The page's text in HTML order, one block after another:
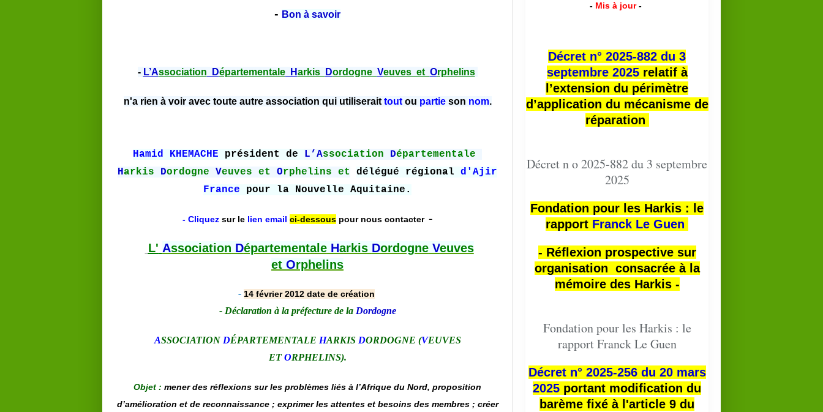
- Bon à savoir
- L’Association DépartementaleHarkis Dordogne Veuves et Orphelins
n'a rien à voir avec toute autre association qui utiliserait toutou partieson nom.
Hamid KHEMACHE président de L’ Association Départementale
Harkis Dordogne Veuves et Orphelins et délégué régional d'Ajir
France pour la Nouvelle Aquitaine.
- Cliquez sur lelien email ci-dessouspour nous contacter-
L' Association DépartementaleHarkis DordogneVeuves
et Orphelins
- 14 février 2012 date de création
- Déclaration à la préfecture de la Dordogne
ASSOCIATION DÉPARTEMENTALE HARKIS DORDOGNE (VEUVES
ET ORPHELINS).
Objet : mener des réflexions sur les problèmes liés à l’Afrique du Nord, proposition
d’amélioration et de reconnaissance ; exprimer les attentes et besoins des membres ; créer
- Mis à jour -
Décret n° 2025-882 du 3
septembre 2025relatif à
l’extension du périmètre
d’application du mécanisme de
réparation
Décret n o 2025-882 du 3 septembre
2025
Fondation pour les Harkis : le
rapport Franck Le Guen
- Réflexion prospective sur
organisation consacrée à la
mémoire des Harkis -
Fondation pour les Harkis : le
rapport Franck Le Guen
Décret n° 2025-256 du 20 mars
2025 portant modification du
barème fixé à l'article 9 du